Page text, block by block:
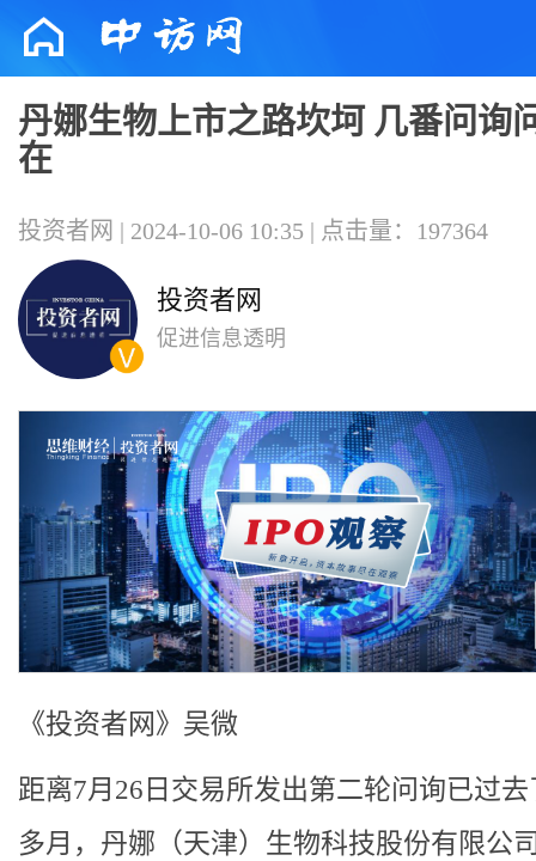
丹娜生物上市之路坎坷 几番问询
在
投资者网 | 2024-10-06 10:35 | 点击量：197364
投资者网
促进信息透明
《投资者网》吴微
距离7月26日交易所发出第二轮问询已过
多月，丹娜（天津）生物科技股份有限公